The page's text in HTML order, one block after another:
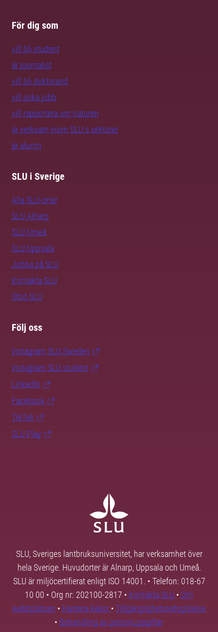
För dig som
vill bli student
är journalist
vill bli doktorand
vill söka jobb
vill rapportera om naturen
är verksam inom SLU:s sektorer
är alumn
SLU i Sverige
Alla SLU-orter
SLU Alnarp
SLU Umeå
SLU Uppsala
Jobba på SLU
Kontakta SLU
Stöd SLU
Följ oss
Instagram SLU.Sweden
Instagram SLU.student
LinkedIn
Facebook
TikTok
SLU Play
SLU, Sveriges lantbruksuniversitet, har verksamhet över
hela Sverige. Huvudorter är Alnarp, Uppsala och Umeå.
SLU är miljöcertifierat enligt ISO 14001. • Telefon: 018-67
10 00 • Org nr: 202100-2817 • Kontakta SLU • Om
webbplatsen • Hantera kakor • Tillgänglighetsredogörelse
• Behandling av personuppgifter